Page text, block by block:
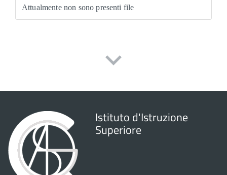
Attualmente non sono presenti file
Istituto d'Istruzione
Superiore